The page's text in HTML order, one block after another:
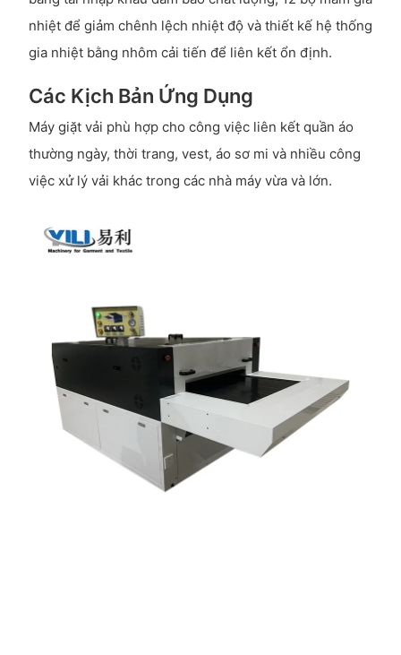
nhiệt để giảm chênh lệch nhiệt độ và thiết kế hệ thống
gia nhiệt bằng nhôm cải tiến để liên kết ổn định.
Các Kịch Bản Ứng Dụng
Máy giặt vải phù hợp cho công việc liên kết quần áo
thường ngày, thời trang, vest, áo sơ mi và nhiều công
việc xử lý vải khác trong các nhà máy vừa và lớn.